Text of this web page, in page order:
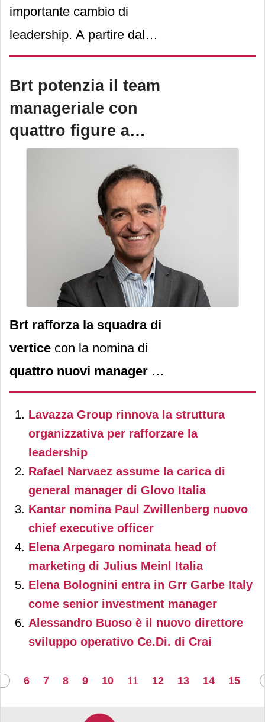
importante cambio di
leadership. A partire dal
mese di ottobre 2025,
Nicolò Galantelascerà la
carica di amministratore
delegato, passando il
testimone aGuillaume
Brt potenzia il team
manageriale con
quattro figure a
supporto
Brt rafforza la squadra di
vertice con la nomina di
quattro nuovi manager a
supporto del processo di
evoluzione aziendale,
avviato dallaceo Stefania
Pezzetti
Lavazza Group rinnova la struttura
organizzativa per rafforzare la
leadership
Rafael Narvaez assume la carica di
general manager di Glovo Italia
Kantar nomina Paul Zwillenberg nuovo
chief executive officer
Elena Arpegaro nominata head of
marketing di Julius Meinl Italia
Elena Bolognini entra in Grr Garbe Italy
come senior investment manager
Alessandro Buoso è il nuovo direttore
sviluppo operativo Ce.Di. di Crai
6 7 8 9 10 11 12 13 14 15